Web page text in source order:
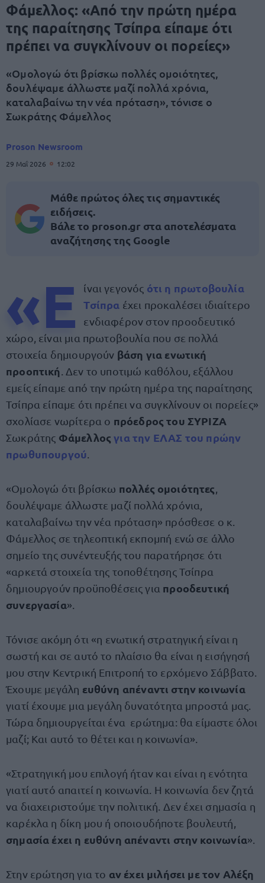
Φάμελλος: «Από την πρώτη ημέρα
της παραίτησης Τσίπρα είπαμε ότι
πρέπει να συγκλίνουν οι πορείες»
«Ομολογώ ότι βρίσκω πολλές ομοιότητες,
δουλέψαμε άλλωστε μαζί πολλά χρόνια,
καταλαβαίνω την νέα πρόταση», τόνισε ο
Σωκράτης Φάμελλος
Proson Newsroom
29 Μαΐ 2026 12:02
Μάθε πρώτος όλες τις σημαντικές
ειδήσεις.
Βάλε το proson.gr στα αποτελέσματα
αναζήτησης της Google
«Ε ίναι γεγονός ότι η πρωτοβουλία
Τσίπρα έχει προκαλέσει ιδιαίτερο
ενδιαφέρον στον προοδευτικό
χώρο, είναι μια πρωτοβουλία που σε πολλά
στοιχεία δημιουργούν βάση για ενωτική
προοπτική . Δεν το υποτιμώ καθόλου, εξάλλου
εμείς είπαμε από την πρώτη ημέρα της παραίτησης
Τσίπρα είπαμε ότι πρέπει να συγκλίνουν οι πορείες»
σχολίασε νωρίτερα ο πρόεδρος του ΣΥΡΙΖΑ
Σωκράτης Φάμελλοςγια την ΕΛΑΣ του πρώην
πρωθυπουργού
«Ομολογώ ότι βρίσκω πολλές ομοιότητες
δουλέψαμε άλλωστε μαζί πολλά χρόνια,
καταλαβαίνω την νέα πρόταση» πρόσθεσε ο κ.
Φάμελλος σε τηλεοπτική εκπομπή ενώ σε άλλο
σημείο της συνέντευξής του παρατήρησε ότι
«αρκετά στοιχεία της τοποθέτησης Τσίπρα
δημιουργούν προϋποθέσεις για προοδευτική
συνεργασία».
Τόνισε ακόμη ότι «η ενωτική στρατηγική είναι η
σωστή και σε αυτό το πλαίσιο θα είναι η εισήγησή
μου στην Κεντρική Επιτροπή το ερχόμενο Σάββατο.
Έχουμε μεγάλη ευθύνη απέναντι στην κοινωνία
γιατί έχουμε μια μεγάλη δυνατότητα μπροστά μας.
Τώρα δημιουργείται ένα ερώτημα: θα είμαστε όλοι
μαζί; Και αυτό το θέτει και η κοινωνία».
«Στρατηγική μου επιλογή ήταν και είναι η ενότητα
γιατί αυτό απαιτεί η κοινωνία. Η κοινωνία δεν ζητά
να διαχειριστούμε την πολιτική. Δεν έχει σημασία η
καρέκλα η δίκη μου ή οποιουδήποτε βουλευτή,
σημασία έχει η ευθύνη απέναντι στην κοινωνία».
Στην ερώτηση για το αν έχει μιλήσει με τον Αλέξη